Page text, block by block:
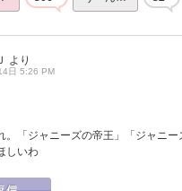
より
日 5:26 PM
。「ジャニーズの帝王」「ジャニ
しいわ